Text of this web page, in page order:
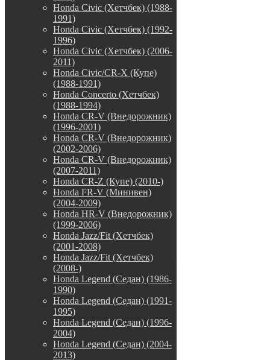
Honda Civic (Хетчбек) (1988-
1991)
Honda Civic (Хетчбек) (1992-
1996)
Honda Civic (Хетчбек) (2006-
2011)
Honda Civic/CR-X (Купе)
(1988-1991)
Honda Concerto (Хетчбек)
(1988-1994)
Honda CR-V (Внедорожник)
(1996-2001)
Honda CR-V (Внедорожник)
(2002-2006)
Honda CR-V (Внедорожник)
(2007-2011)
Honda CR-Z (Купе) (2010-)
Honda FR-V (Минивен)
(2004-2009)
Honda HR-V (Внедорожник)
(1999-2006)
Honda Jazz/Fit (Хетчбек)
(2001-2008)
Honda Jazz/Fit (Хетчбек)
(2008-)
Honda Legend (Седан) (1986-
1990)
Honda Legend (Седан) (1991-
1995)
Honda Legend (Седан) (1996-
2004)
Honda Legend (Седан) (2004-
2013)